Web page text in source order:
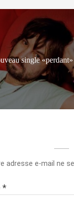
single «perdant»
adresse e-mail ne
*